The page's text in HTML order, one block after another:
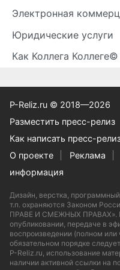
Электронная
Юридические услуги
Как Коллега Коллеге©
P-Reliz.ru © 2018—2026
Разместить пресс-релиз
Как написать пресс-
О проекте
Реклама
информация
Дизайн, верстка, программный
т.п. охраняются Законом
ПРАВЕ И СМЕЖНЫХ ПРАВАХ».
опубликовании, передаче в
воспроизведении (полном или
обязательном порядке
P-Reliz.ru, использование
наличии активной ссылки на